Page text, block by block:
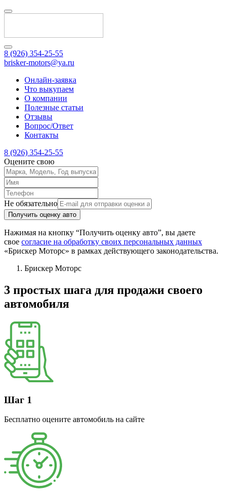
8 (926) 354-25-55
brisker-motors@ya.ru
Онлайн-заявка
Что выкупаем
О компании
Полезные статьи
Отзывы
Вопрос/Ответ
Контакты
8 (926) 354-25-55
Оцените свою
Не обязательно
Получить оценку авто
Нажимая на кнопку “Получить оценку авто”, вы даете
свое согласие на обработку своих персональных данных
«Брискер Моторс» в рамках действующего законодательства.
Брискер Моторс
3 простых шага для продажи своего
автомобиля
Шаг 1
Бесплатно оцените автомобиль на сайте